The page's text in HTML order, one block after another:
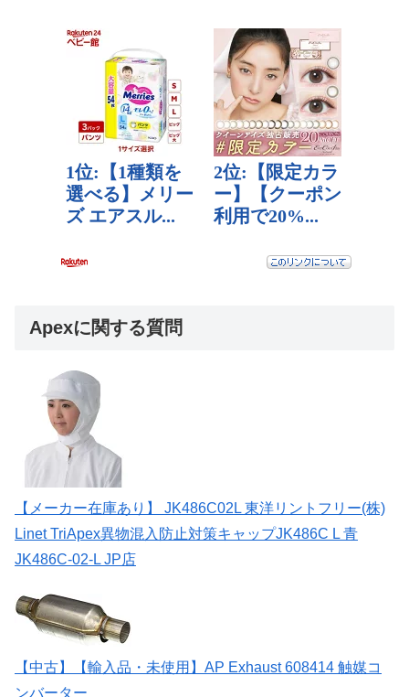
Apexに関する質問
【メーカー在庫あり】 JK486C02L 東洋リントフリー(株)
Linet TriApex異物混入防止対策キャップJK486C L 青
JK486C-02-L JP店
【中古】【輸入品・未使用】AP Exhaust 608414 触媒コ
ンバーター